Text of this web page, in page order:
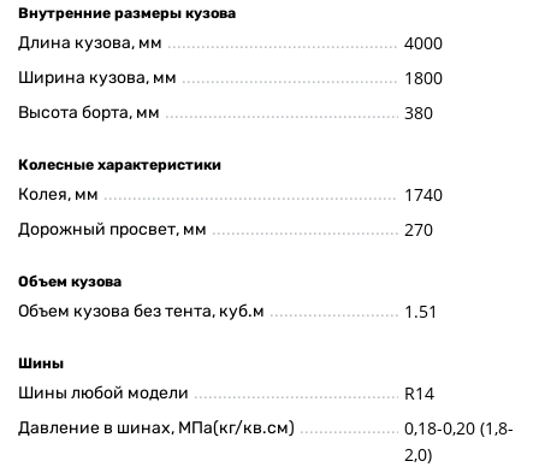
Внутренние размеры кузова
Длина кузова, мм 4000
Ширина кузова, мм 1800
Высота борта, мм 380
Колесные характеристики
Колея, мм 1740
Дорожный просвет, мм 270
Объем кузова
Объем кузова без тента, куб.м 1.51
Шины
Шины любой модели R14
Давление в шинах, МПа(кг/кв.см)
0,18-0,20 (1,8-
2,0)